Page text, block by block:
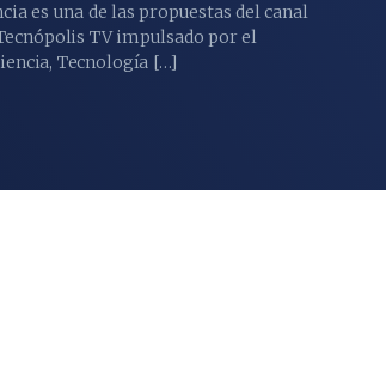
es una de las propuestas del canal
TV impulsado por el
Tecnología […]